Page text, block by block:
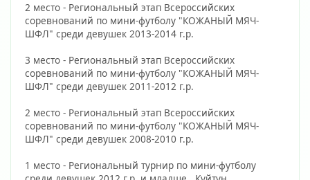
2 место - Региональный этап Всероссийских
соревнований по мини-футболу "КОЖАНЫЙ МЯЧ-
ШФЛ" среди девушек 2013-2014 г.р.
3 место - Региональный этап Всероссийских
соревнований по мини-футболу "КОЖАНЫЙ МЯЧ-
ШФЛ" среди девушек 2011-2012 г.р.
2 место - Региональный этап Всероссийских
соревнований по мини-футболу "КОЖАНЫЙ МЯЧ-
ШФЛ" среди девушек 2008-2010 г.р.
1 место - Региональный турнир по мини-футболу